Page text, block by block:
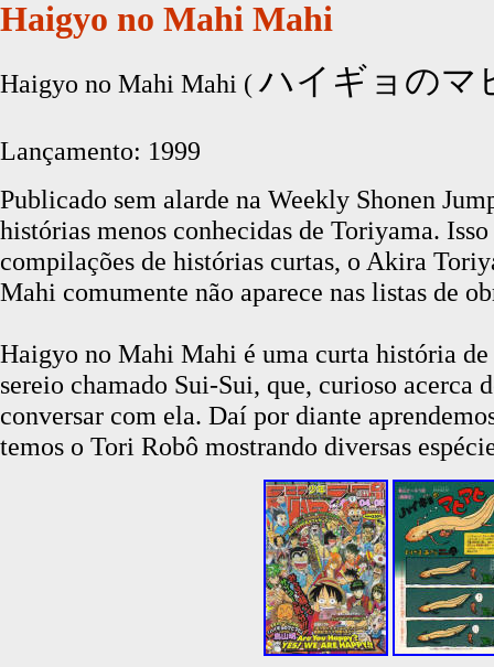
Haigyo no Mahi Mahi
Haigyo no Mahi Mahi (ハイギョのマ
Lançamento: 1999
Publicado sem alarde na Weekly Shonen
histórias menos conhecidas de Toriyama.
compilações de histórias curtas, o Akira
Mahi comumente não aparece nas listas de
Haigyo no Mahi Mahi é uma curta história
sereio chamado Sui-Sui, que, curioso
conversar com ela. Daí por diante
temos o Tori Robô mostrando diversas